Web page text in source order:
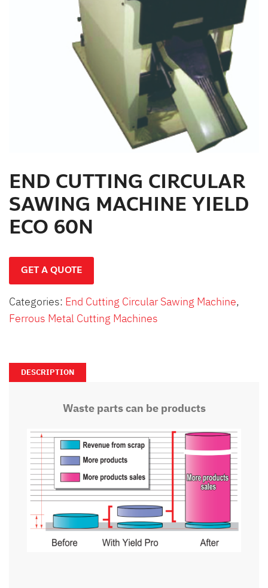
END CUTTING CIRCULAR
SAWING MACHINE YIELD
ECO 60N
GET A QUOTE
Categories: End Cutting Circular Sawing Machine,
Ferrous Metal Cutting Machines
DESCRIPTION
Waste parts can be products